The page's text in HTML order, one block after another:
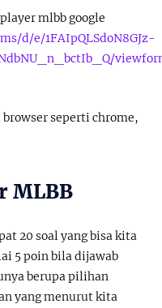
mlbb google
d/e/1FAIpQLSdoN8GJz-
seperti chrome,
MLBB
20 soal yang bisa kita
5 poin bila dijawab
berupa pilihan
yang menurut kita